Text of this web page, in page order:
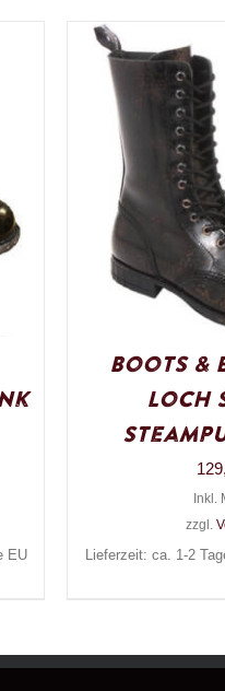
EU
Boots &
Loch
Inkl.
zzgl.
Lieferzeit: ca. 1-2